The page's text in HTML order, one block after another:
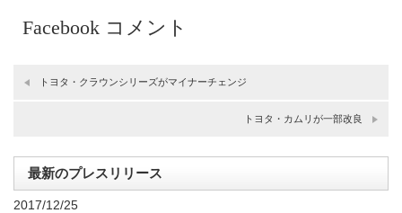
Facebook コメント
トヨタ・クラウンシリーズがマイナーチェンジ
トヨタ・カムリが一部改良
最新のプレスリリース
2017/12/25